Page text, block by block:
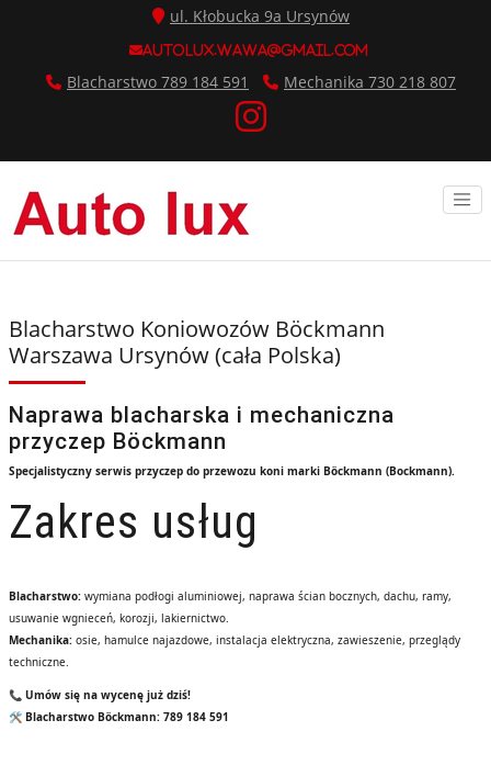
ul. Kłobucka 9a Ursynów
autolux.wawa@gmail.com
Blacharstwo 789 184 591 Mechanika 730 218 807
Blacharstwo Koniowozów Böckmann
Warszawa Ursynów (cała Polska)
Naprawa blacharska i mechaniczna
przyczep Böckmann
Specjalistyczny serwis przyczep do przewozu koni marki Böckmann (Bockmann).
Zakres usług
Blacharstwo:wymiana podłogi aluminiowej, naprawa ścian bocznych, dachu, ramy,
usuwanie wgnieceń, korozji, lakiernictwo.
Mechanika:osie, hamulce najazdowe, instalacja elektryczna, zawieszenie, przeglądy
techniczne.
📞 Umów się na wycenę już dziś!
🛠️ Blacharstwo Böckmann: 789 184 591